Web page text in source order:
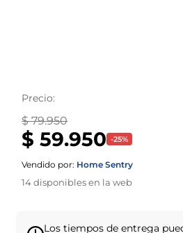
Precio:
$ 79.950
$ 59.950 -25%
Vendido por: Home Sentry
14disponibles en la web
Los tiempos de entrega